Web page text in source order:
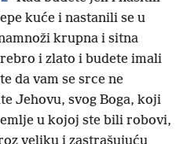
kuće i nastanili se u
krupna i sitna
i zlato i budete imali
da vam se srce ne
Jehovu, svog Boga, koji
u kojoj ste bili robovi,